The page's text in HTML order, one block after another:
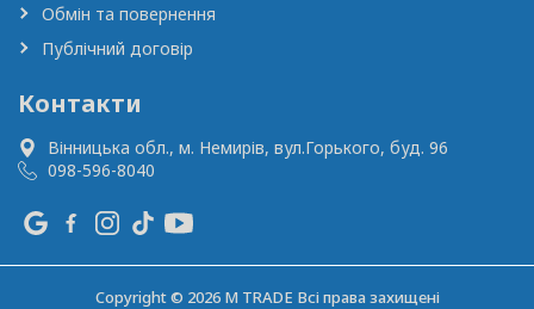
Обмін та повернення
Публічний договір
Контакти
Вінницька обл., м. Немирів, вул.Горького, буд. 96
098-596-8040
Copyright © 2026 M TRADE Всі права захищені